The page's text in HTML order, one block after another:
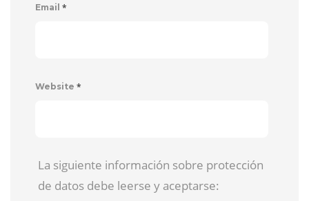
Email *
Website *
La siguiente información sobre protección
de datos debe leerse y aceptarse: